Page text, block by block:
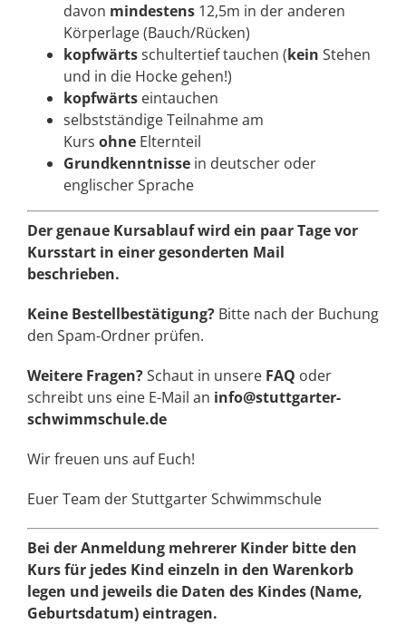
davon mindestens 12,5m in der anderen
Körperlage (Bauch/Rücken)
kopfwärtsschultertief tauchen (kein Stehen
und in die Hocke gehen!)
kopfwärts eintauchen
selbstständige Teilnahme am
Kurs ohne Elternteil
Grundkenntnisse in deutscher oder
englischer Sprache
Der genaue Kursablauf wird ein paar Tage vor
Kursstart in einer gesonderten Mail
beschrieben.
Keine Bestellbestätigung? Bitte nach der Buchung
den Spam-Ordner prüfen.
Weitere Fragen?Schaut in unsere FAQ oder
schreibt uns eine E-Mail an info@stuttgarter-
schwimmschule.de
Wir freuen uns auf Euch!
Euer Team der Stuttgarter Schwimmschule
Bei der Anmeldung mehrerer Kinder bitte den
Kurs für jedes Kind einzeln in den Warenkorb
legen und jeweils die Daten des Kindes (Name,
Geburtsdatum) eintragen.